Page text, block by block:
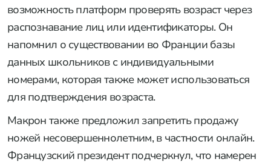
возможность платформ проверять возраст через
распознавание лиц или идентификаторы. Он
напомнил о существовании во Франции базы
данных школьников с индивидуальными
номерами, которая также может использоваться
для подтверждения возраста.
Макрон также предложил запретить продажу
ножей несовершеннолетним, в частности онлайн.
Французский президент подчеркнул, что намерен